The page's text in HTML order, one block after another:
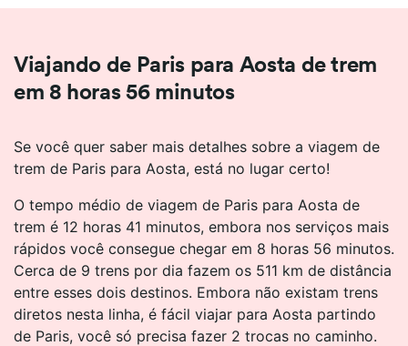
Viajando de Paris para Aosta de trem
em 8 horas 56 minutos
Se você quer saber mais detalhes sobre a viagem de
trem de Paris para Aosta, está no lugar certo!
O tempo médio de viagem de Paris para Aosta de
trem é 12 horas 41 minutos, embora nos serviços mais
rápidos você consegue chegar em 8 horas 56 minutos.
Cerca de 9 trens por dia fazem os 511 km de distância
entre esses dois destinos. Embora não existam trens
diretos nesta linha, é fácil viajar para Aosta partindo
de Paris, você só precisa fazer 2 trocas no caminho.